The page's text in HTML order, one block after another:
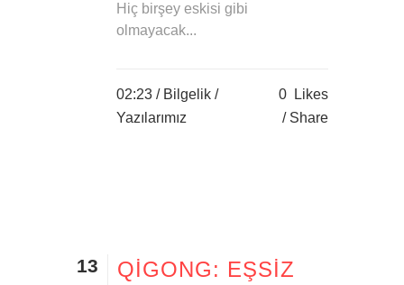
Hiç birşey eskisi gibi
olmayacak...
02:23 / Bilgelik /
Yazılarımız
0
Likes
Share
13
QIGONG: EŞSIZ